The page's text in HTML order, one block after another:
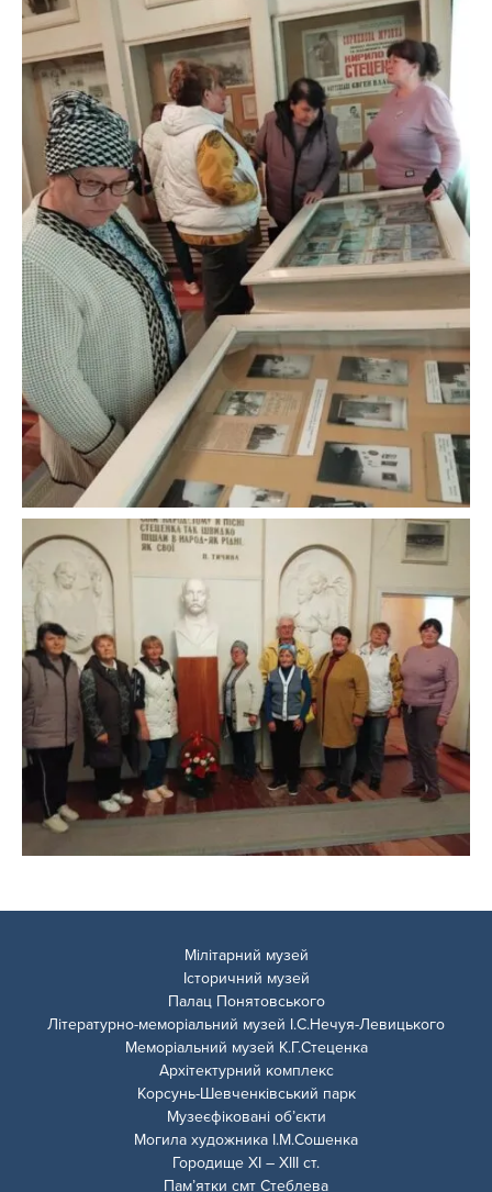
Мілітарний музей
Історичний музей
Палац Понятовського
Літературно-меморіальний музей І.С.Нечуя-Левицького
Меморіальний музей К.Г.Стеценка
Архітектурний комплекс
Корсунь-Шевченківський парк
Музеєфіковані об’єкти
Могила художника І.М.Сошенка
Городище ХІ – ХІІІ ст.
Пам’ятки смт Стеблева